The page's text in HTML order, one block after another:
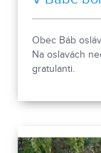
Obec Báb
Na oslavách
gratulanti.